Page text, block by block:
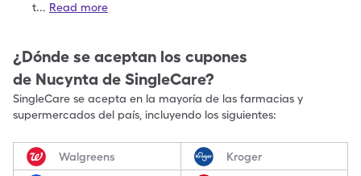
t... Read more
¿Dónde se aceptan los cupones
de Nucynta de SingleCare?
SingleCare se acepta en la mayoría de las farmacias y
supermercados del país, incluyendo los siguientes:
Walgreens Kroger